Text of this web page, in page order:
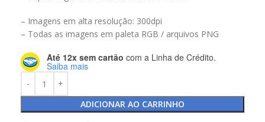
– Imagens em alta resolução: 300dpi
– Todas as imagens em paleta RGB / arquivos PNG
Até 12x sem cartão com a Linha de Crédito.
Saiba mais
ADICIONAR AO CARRINHO